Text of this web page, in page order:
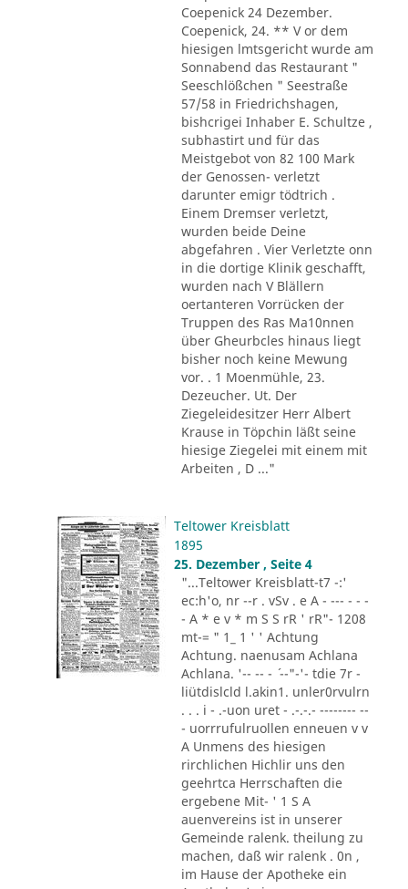
Coepenick 24 Dezember.
Coepenick, 24. ** V or dem
hiesigen lmtsgericht wurde am
Sonnabend das Restaurant "
Seeschlößchen " Seestraße
57/58 in Friedrichshagen,
bishcrigei Inhaber E. Schultze ,
subhastirt und für das
Meistgebot von 82 100 Mark
der Genossen- verletzt
darunter emigr tödtrich .
Einem Dremser verletzt,
wurden beide Deine
abgefahren . Vier Verletzte onn
in die dortige Klinik geschafft,
wurden nach V Blällern
oertanteren Vorrücken der
Truppen des Ras Ma10nnen
über Gheurbcles hinaus liegt
bisher noch keine Mewung
vor. . 1 Moenmühle, 23.
Dezeucher. Ut. Der
Ziegeleidesitzer Herr Albert
Krause in Töpchin läßt seine
hiesige Ziegelei mit einem mit
Arbeiten , D ..."
Teltower Kreisblatt
1895
25. Dezember , Seite 4
"...Teltower Kreisblatt-t7 -:'
ec:h'o, nr --r . vSv . e A - --- - - -
- A * e v * m S S rR ' rR"- 1208
mt-= " 1_ 1 ' ' Achtung
Achtung. naenusam Achlana
Achlana. '-- -- - ´ --"-'- tdie 7r -
liütdislcld l.akin1. unler0rvulrn
. . . i - .-uon uret - .-.-.- -------- --
- uorrrufulruollen enneuen v v
A Unmens des hiesigen
rirchlichen Hichlir uns den
geehrtca Herrschaften die
ergebene Mit- ' 1 S A
auenvereins ist in unserer
Gemeinde ralenk. theilung zu
machen, daß wir ralenk . 0n ,
im Hause der Apotheke ein